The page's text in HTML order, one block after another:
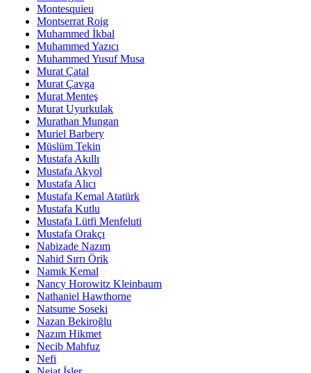
Montesquieu
Montserrat Roig
Muhammed İkbal
Muhammed Yazıcı
Muhammed Yusuf Musa
Murat Çatal
Murat Çavga
Murat Menteş
Murat Uyurkulak
Murathan Mungan
Muriel Barbery
Müslüm Tekin
Mustafa Akıllı
Mustafa Akyol
Mustafa Alıcı
Mustafa Kemal Atatürk
Mustafa Kutlu
Mustafa Lütfi Menfeluti
Mustafa Orakçı
Nabizade Nazım
Nahid Sırrı Örik
Namık Kemal
Nancy Horowitz Kleinbaum
Nathaniel Hawthorne
Natsume Soseki
Nazan Bekiroğlu
Nazım Hikmet
Necib Mahfuz
Nefi